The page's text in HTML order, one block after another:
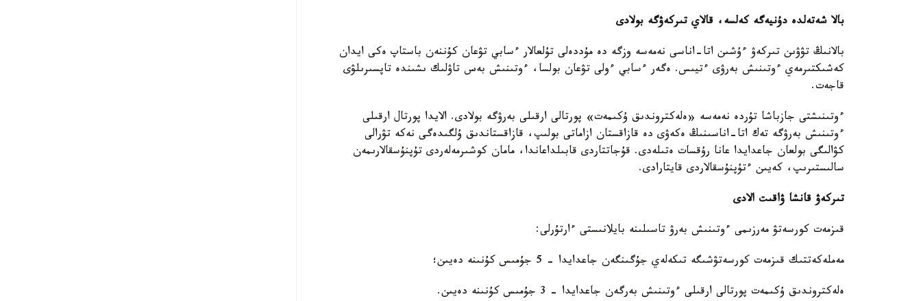
بالا شەتەلدە دۇنيەگە كەلسە، قالاي تىركەۋگە بولادى
بالانىڭ تۋۋىن تىركەۋ ءۇشىن اتا-اناسى نەمەسە وزگە دە مۇددەلى تۇلعالار ءسابي تۋعان كۇننەن باستاپ ەكى ايدان
كەشىكتىرمەي ءوتىنىش بەرۋى ءتيىس. ەگەر ءسابي ءولى تۋعان بولسا، ءوتىنىش بەس تاۋلىك ىشىندە تاپسىرىلۋى
قاجەت.
ءوتىنىشتى جازباشا تۇردە نەمەسە «ەلەكتروندىق ۇكىمەت» پورتالى ارقىلى بەرۋگە بولادى. الايدا پورتال ارقىلى
ءوتىنىش بەرۋگە تەك اتا-اناسىنىڭ ەكەۋى دە قازاقستان ازاماتى بولىپ، قازاقستاندىق ۇلگىدەگى نەكە تۋرالى
كۋالىگى بولعان جاعدايدا عانا رۇقسات ەتىلەدى. قۇجاتتاردى قابىلداعاندا، مامان كوشىرمەلەردى تۇپنۇسقالارىمەن
سالىستىرىپ، كەيىن ءتۇپنۇسقالاردى قايتارادى.
تىركەۋ قانشا ۋاقىت الادى
قىزمەت كورسەتۋ مەرزىمى ءوتىنىش بەرۋ تاسىلىنە بايلانىستى ءارتۇرلى:
مەملەكەتتىك قىزمەت كورسەتۋشىگە تىكەلەي جۇگىنگەن جاعدايدا - 5 جۇمىس كۇنىنە دەيىن؛
ەلەكتروندىق ۇكىمەت پورتالى ارقىلى ءوتىنىش بەرگەن جاعدايدا - 3 جۇمىس كۇنىنە دەيىن.